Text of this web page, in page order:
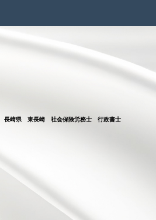
長崎県 東長崎 社会保険労務士 行政書士